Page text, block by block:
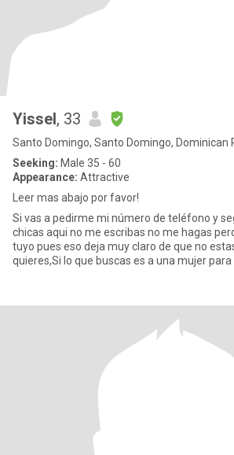
Yissel, 33
Santo Domingo, Santo Domingo, Dominican
Seeking: Male 35 - 60
Appearance: Attractive
Leer mas abajo por favor!
Si vas a pedirme mi número de teléfono y
chicas aqui no me escribas no me hagas
tuyo pues eso deja muy claro de que no
quieres,Si lo que buscas es a una mujer